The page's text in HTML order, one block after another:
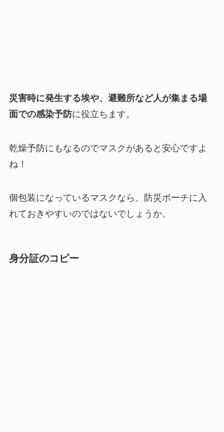
災害時に発生する埃や、避難所など人が集まる場
面での感染予防に役立ちます。
乾燥予防にもなるのでマスクがあると安心ですよ
ね！
個包装になっているマスクなら、防災ポーチに入
れておきやすいのではないでしょうか。
身分証のコピー